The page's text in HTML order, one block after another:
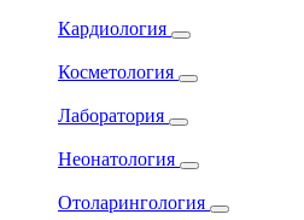
Кардиология
Косметология
Лаборатория
Неонатология
Отоларингология